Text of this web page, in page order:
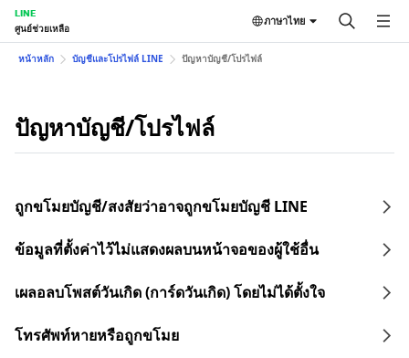
LINE
ศูนย์ช่วยเหลือ
ภาษาไทย
หน้าหลัก บัญชีและโปรไฟล์ LINE ปัญหาบัญชี/โปรไฟล์
ปัญหาบัญชี/โปรไฟล์
ถูกขโมยบัญชี/สงสัยว่าอาจถูกขโมยบัญชี LINE
ข้อมูลที่ตั้งค่าไว้ไม่แสดงผลบนหน้าจอของผู้ใช้อื่น
เผลอลบโพสต์วันเกิด (การ์ดวันเกิด) โดยไม่ได้ตั้งใจ
โทรศัพท์หายหรือถูกขโมย